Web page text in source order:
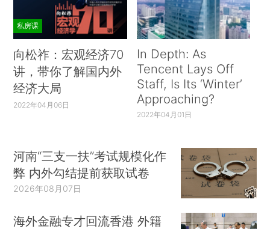
私房课
向松祚：宏观经济70
讲，带你了解国内外
经济大局
2022年04月06日
In Depth: As
Tencent Lays Off
Staff, Is Its ‘Winter’
Approaching?
2022年04月01日
河南“三支一扶”考试规模化作
弊 内外勾结提前获取试卷
2026年08月07日
海外金融专才回流香港 外籍